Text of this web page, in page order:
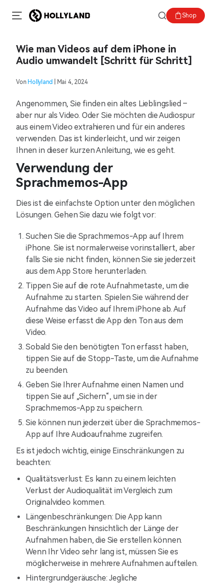
Shop
Wie man Videos auf dem iPhone in
Audio umwandelt [Schritt für Schritt]
Von Hollyland | Mai 4, 2024
Angenommen, Sie finden ein altes Lieblingslied –
aber nur als Video. Oder Sie möchten die Audiospur
aus einem Video extrahieren und für ein anderes
verwenden. Das ist kinderleicht, und wir zeigen
Ihnen in dieser kurzen Anleitung, wie es geht.
Verwendung der
Sprachmemos-App
Dies ist die einfachste Option unter den möglichen
Lösungen. Gehen Sie dazu wie folgt vor:
Suchen Sie die Sprachmemos-App auf Ihrem
iPhone. Sie ist normalerweise vorinstalliert, aber
falls Sie sie nicht finden, können Sie sie jederzeit
aus dem App Store herunterladen.
Tippen Sie auf die rote Aufnahmetaste, um die
Aufnahme zu starten. Spielen Sie während der
Aufnahme das Video auf Ihrem iPhone ab. Auf
diese Weise erfasst die App den Ton aus dem
Video.
Sobald Sie den benötigten Ton erfasst haben,
tippen Sie auf die Stopp-Taste, um die Aufnahme
zu beenden.
Geben Sie Ihrer Aufnahme einen Namen und
tippen Sie auf „Sichern“, um sie in der
Sprachmemos-App zu speichern.
Sie können nun jederzeit über die Sprachmemos-
App auf Ihre Audioaufnahme zugreifen.
Es ist jedoch wichtig, einige Einschränkungen zu
beachten:
Qualitätsverlust: Es kann zu einem leichten
Verlust der Audioqualität im Vergleich zum
Originalvideo kommen.
Längenbeschränkungen: Die App kann
Beschränkungen hinsichtlich der Länge der
Aufnahmen haben, die Sie erstellen können.
Wenn Ihr Video sehr lang ist, müssen Sie es
möglicherweise in mehrere Aufnahmen aufteilen.
Hintergrundgeräusche: Jegliche